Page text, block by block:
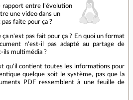
rapport entre l'évolution
une video dans un
faite pour ça ?
n'est pas fait pour ça ? En quoi un format
n'est-il pas adapté au partage de
ils multimédia ?
qu'il contient toutes les informations pour
quelque soit le système, pas que la
PDF ressemblent à une feuille de